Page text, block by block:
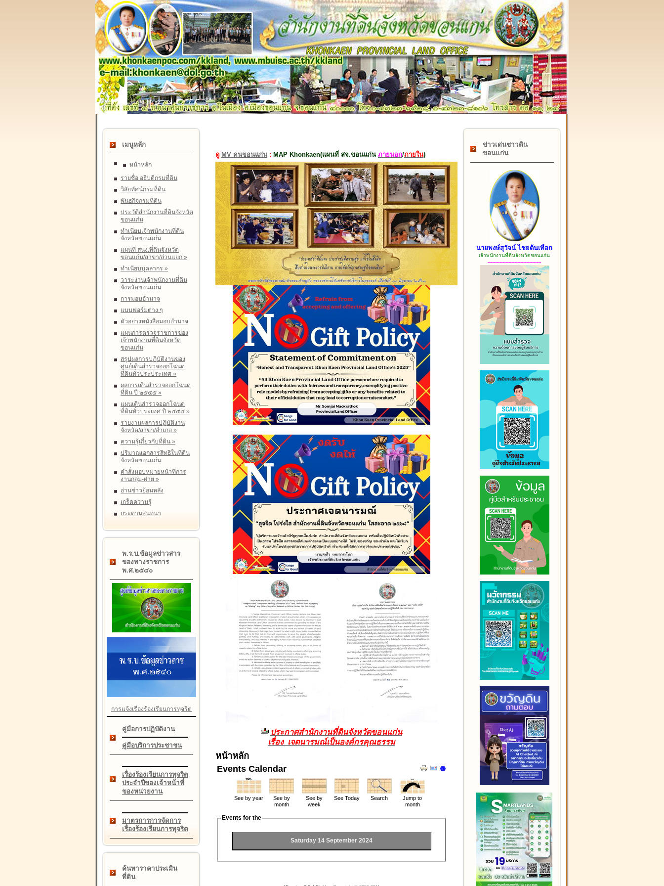
เมนูหลัก
หน้าหลัก
รายชื่อ อธิบดีกรมที่ดิน
วิสัยทัศน์กรมที่ดิน
พันธกิจกรมที่ดิน
ประวัติสำนักงานที่ดินจังหวัด
ขอนแก่น
ทำเนียบเจ้าพนักงานที่ดิน
จังหวัดขอนแก่น
แผนที่ สนง.ที่ดินจังหวัด
ขอนแก่น/สาขา/ส่วนแยก »
ทำเนียบบุคลากร »
วาระงานเจ้าพนักงานที่ดิน
จังหวัดขอนแก่น
การมอบอำนาจ
แบบฟอร์มต่าง ๆ
ตัวอย่างหนังสือมอบอำนาจ
แผนการตรวจราชการของ
เจ้าพนักงานที่ดินจังหวัด
ขอนแก่น
สรุปผลการปฏิบัติงานของ
ศูนย์เดินสำรวจออกโฉนด
ที่ดินทั่วประประเทศ »
ผลการเดินสำรวจออกโฉนด
ที่ดิน ปี ๒๕๕๕ »
แผนเดินสำรวจออกโฉนด
ที่ดินทั่วประเทศ ปี ๒๕๕๕ »
รายงานผลการปฏิบัติงาน
จังหวัด/สาขา/อำเภอ »
ความรู้เกี่ยวกับที่ดิน »
ปริมาณเอกสารสิทธิในที่ดิน
จังหวัดขอนแก่น
คำสั่งมอบหมายหน้าที่การ
งานกลุ่ม-ฝ่าย »
อ่านข่าวย้อนหลัง
เกร็ดความรู้
กระดานสนทนา
พ.ร.บ.ข้อมูลข่าวสาร
ของทางราชการ
พ.ศ.๒๕๔๐
การแจ้งเรื่องร้องเรียนการทุจริต
คู่มือการปฏิบัติงาน
คู่มือบริการประชาชน
เรื่องร้องเรียนการทุจริต
ประจำปีของเจ้าหน้าที่
ของหน่วยงาน
มาตรการการจัดการ
เรื่องร้องเรียนการทุจริต
ค้นหาราคาประเมิน
ที่ดิน
๑๗ กุมภาพันธ์ "วันคล้ายวันสถาปนากรมที่ดิน" ครบรอบ ๑๒๒
ดู MV คนขอนแก่น : MAP Khonkaen(แผนที่ สจ.ขอนแก่น ภายนอก/ภายใน)
ประกาศสำนักงานที่ดินจังหวัดขอนแก่น
เรื่อง เจตนารมณ์เป็นองค์กรคุณธรรม
หน้าหลัก
Events Calendar
See by year
See by
month
See by
week
See Today Search
Jump to
month
Events for the
Saturday 14 September 2024
ข่าวเด่นชาวดิน
ขอนแก่น
นายพงษ์สุวัจน์ ไชยต้นเทือก
เจ้าพนักงานที่ดินจังหวัดขอนแก่น
------------------------------------